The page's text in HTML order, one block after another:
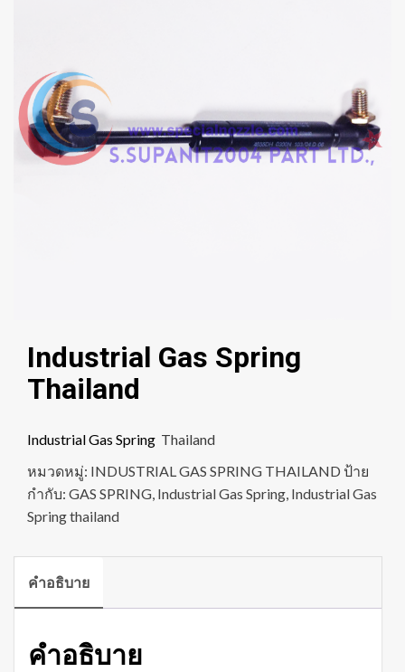
Industrial Gas Spring
Thailand
Industrial Gas Spring Thailand
หมวดหมู่: INDUSTRIAL GAS SPRING THAILAND ป้าย
กำกับ: GAS SPRING, Industrial Gas Spring, Industrial Gas
Spring thailand
คำอธิบาย
คำอธิบาย